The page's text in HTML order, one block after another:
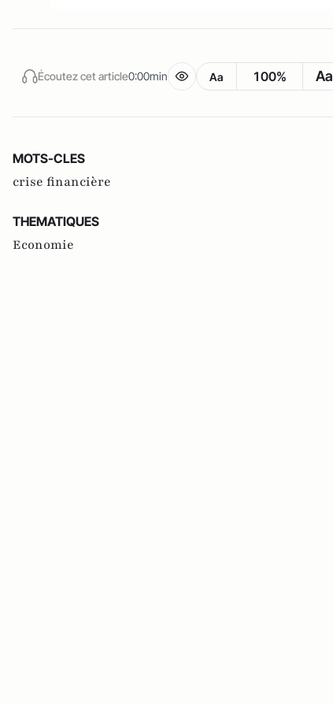
Écoutez cet article0:00min Aa 100% Aa
MOTS-CLES
crise financière
THEMATIQUES
Economie